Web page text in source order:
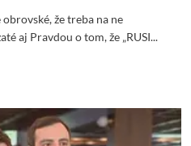
že treba na ne
aj Pravdou o tom, že „RUSI...